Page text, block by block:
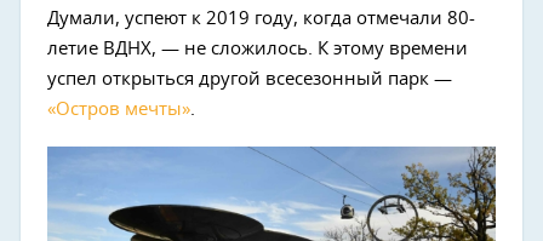
Думали, успеют к 2019 году, когда отмечали 80-
летие ВДНХ, — не сложилось. К этому времени
успел открыться другой всесезонный парк —
«Остров мечты»